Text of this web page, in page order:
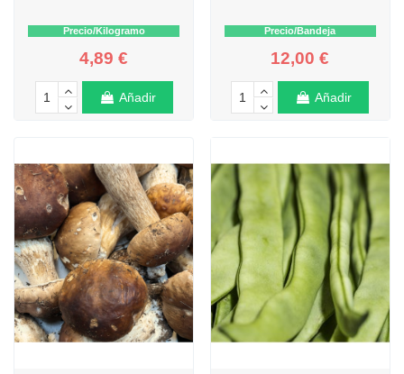
Precio/Kilogramo
4,89 €
Añadir
Precio/Bandeja
12,00 €
Añadir